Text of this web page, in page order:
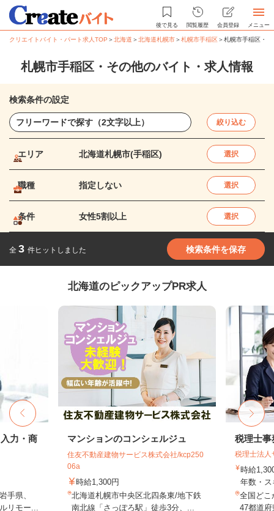
後で見る 閲覧履歴 会員登録 メニュー
クリエイトバイト・パート求人TOP ＞北海道 ＞北海道札幌市＞札幌市手稲区＞札幌市手稲区・
札幌市手稲区・その他のバイト・求人情報
検索条件の設定
絞り込む
エリア 北海道札幌市(手稲区) 選択
職種 指定しない 選択
条件 女性5割以上 選択
全 3 件ヒットしました 検索条件を保存
北海道のピックアップPR求人
力・商
手県、
リモー...
マンションのコンシェルジュ
住友不動産建物サービス株式会社/kcp250
06a
時給1,300円
北海道札幌市中央区北四条東/地下鉄
南北線「さっぽろ駅」徒歩3分、...
税理士事
税理士法人
時給
年数・
全国どこ
47都道